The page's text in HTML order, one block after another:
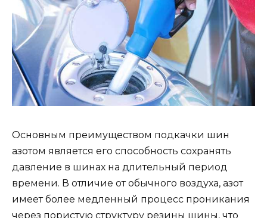
Основным преимуществом подкачки шин
азотом является его способность сохранять
давление в шинах на длительный период
времени. В отличие от обычного воздуха, азот
имеет более медленный процесс проникания
через пористую структуру резины шины, что